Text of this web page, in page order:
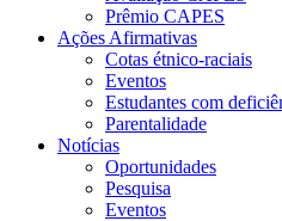
Prêmio CAPES
Ações Afirmativas
Cotas étnico-raciais
Eventos
Estudantes com
Parentalidade
Notícias
Oportunidades
Pesquisa
Eventos